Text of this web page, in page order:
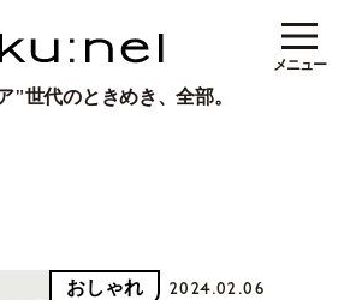
"世代のときめき、全部。
メニュー
おしゃれ 2024.02.06